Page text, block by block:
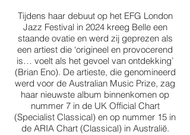
Tijdens haar debuut op het EFG London
Jazz Festival in 2024 kreeg Belle een
staande ovatie en werd zij geprezen als
een artiest die ‘origineel en provocerend
is… voelt als het gevoel van ontdekking’
(Brian Eno). De artieste, die genomineerd
werd voor de Australian Music Prize, zag
haar nieuwste album binnenkomen op
nummer 7 in de UK Official Chart
(Specialist Classical) en op nummer 15 in
de ARIA Chart (Classical) in Australië.